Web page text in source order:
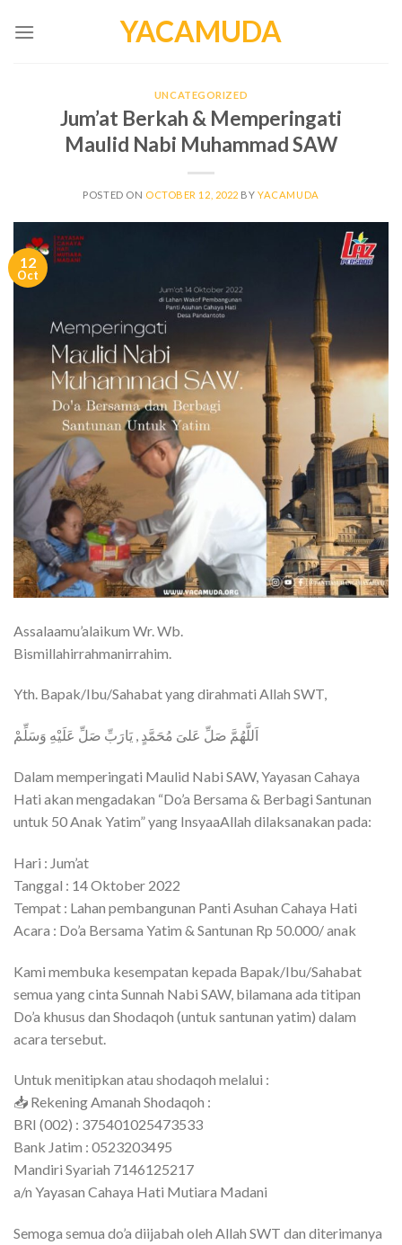
YACAMUDA
UNCATEGORIZED
Jum’at Berkah & Memperingati
Maulid Nabi Muhammad SAW
POSTED ON OCTOBER 12, 2022 BYYACAMUDA
12
Oct
Assalaamu’alaikum Wr. Wb.
Bismillahirrahmanirrahim.
Yth. Bapak/Ibu/Sahabat yang dirahmati Allah SWT,
اَللَّهُمَّ صَلِّ عَلىَ مُحَمَّدٍ , يَارَبِّ صَلِّ عَلَيْهِ وَسَلِّمْ
Dalam memperingati Maulid Nabi SAW, Yayasan Cahaya
Hati akan mengadakan “Do’a Bersama & Berbagi Santunan
untuk 50 Anak Yatim” yang InsyaaAllah dilaksanakan pada:
Hari : Jum’at
Tanggal : 14 Oktober 2022
Tempat : Lahan pembangunan Panti Asuhan Cahaya Hati
Acara : Do’a Bersama Yatim & Santunan Rp 50.000/ anak
Kami membuka kesempatan kepada Bapak/Ibu/Sahabat
semua yang cinta Sunnah Nabi SAW, bilamana ada titipan
Do’a khusus dan Shodaqoh (untuk santunan yatim) dalam
acara tersebut.
Untuk menitipkan atau shodaqoh melalui :
📥 Rekening Amanah Shodaqoh :
BRI (002) : 375401025473533
Bank Jatim : 0523203495
Mandiri Syariah 7146125217
a/n Yayasan Cahaya Hati Mutiara Madani
Semoga semua do’a diijabah oleh Allah SWT dan diterimanya